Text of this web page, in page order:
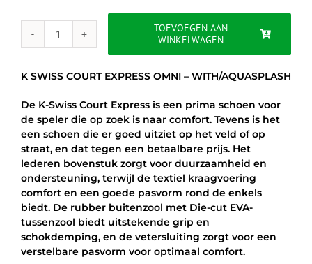
K-
STRAP
OMNI
WHITE/AQUASPLASH
aantal
TOEVOEGEN AAN
WINKELWAGEN
K SWISS COURT EXPRESS OMNI – WITH/AQUASPLASH
De K-Swiss Court Express is een prima schoen voor
de speler die op zoek is naar comfort. Tevens is het
een schoen die er goed uitziet op het veld of op
straat, en dat tegen een betaalbare prijs. Het
lederen bovenstuk zorgt voor duurzaamheid en
ondersteuning, terwijl de textiel kraagvoering
comfort en een goede pasvorm rond de enkels
biedt. De rubber buitenzool met Die-cut EVA-
tussenzool biedt uitstekende grip en
schokdemping, en de vetersluiting zorgt voor een
verstelbare pasvorm voor optimaal comfort.